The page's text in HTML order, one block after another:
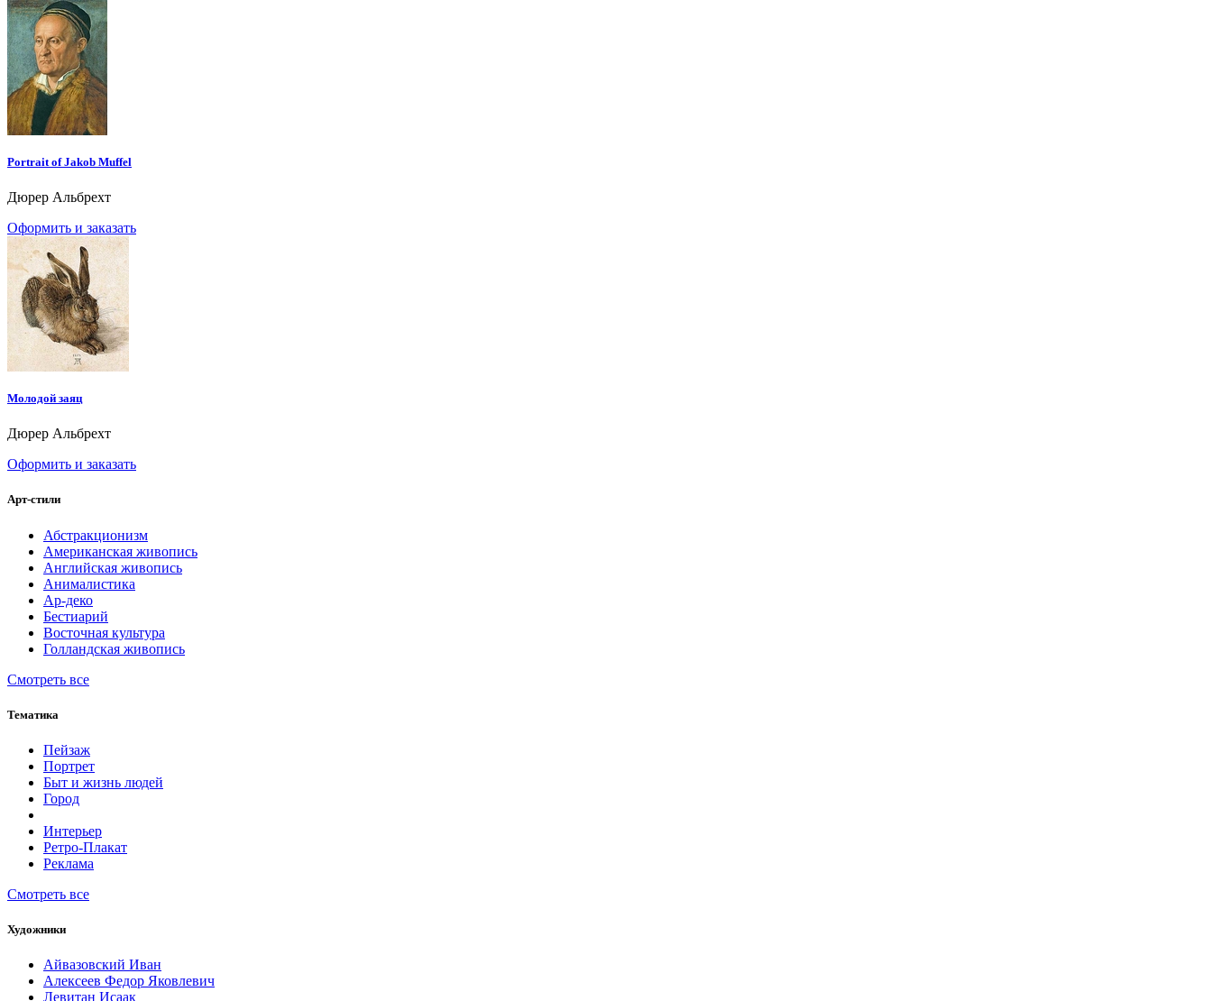
Portrait of Jakob Muffel
Дюрер Альбрехт
Оформить и заказать
Молодой заяц
Дюрер Альбрехт
Оформить и заказать
Арт-стили
Абстракционизм
Американская живопись
Английская живопись
Анималистика
Ар-деко
Бестиарий
Восточная культура
Голландская живопись
Смотреть все
Тематика
Пейзаж
Портрет
Быт и жизнь людей
Город
Интерьер
Ретро-Плакат
Реклама
Смотреть все
Художники
Айвазовский Иван
Алексеев Федор Яковлевич
Левитан Исаак